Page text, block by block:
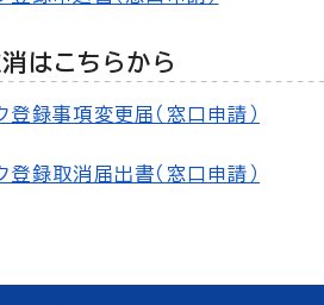
消はこちらから
登録事項変更届（窓口申請）
登録取消届出書（窓口申請）